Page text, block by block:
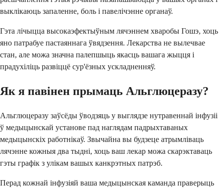
выклікаюць запаленне, боль і павелічэнне органаў.
Гэта лічыцца высокаэфектыўным лячэннем хваробы Гошэ, хоць
яно патрабуе пастаяннага ўвядзення. Лекарства не вылечвае
стан, але можа значна палепшыць якасць вашага жыцця і
прадухіліць развіццё сур'ёзных ускладненняў.
Як я павінен прымаць Альглюцеразу?
Альглюцеразу заўсёды ўводзяць у выглядзе нутравеннай інфузіі
ў медыцынскай установе пад наглядам падрыхтаваных
медыцынскіх работнікаў. Звычайна вы будзеце атрымліваць
лячэнне кожныя два тыдні, хоць ваш лекар можа скарэктаваць
гэты графік з улікам вашых канкрэтных патрэб.
Перад кожнай інфузіяй ваша медыцынская каманда праверыць